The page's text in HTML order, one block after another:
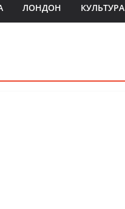
ЛОНДОН КУЛЬТУРА